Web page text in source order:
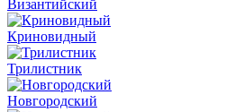
Византийский
Криновидный
Трилистник
Новгородский